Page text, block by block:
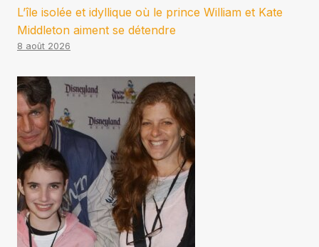
L’île isolée et idyllique où le prince William et Kate
Middleton aiment se détendre
8 août 2026